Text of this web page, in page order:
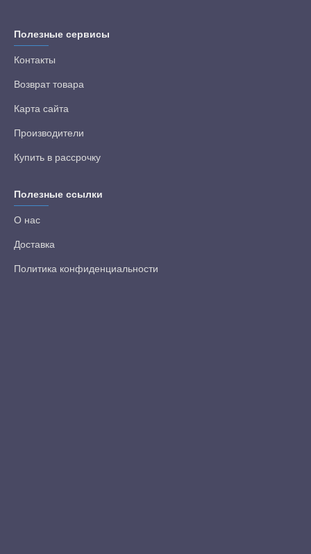
Полезные сервисы
Контакты
Возврат товара
Карта сайта
Производители
Купить в рассрочку
Полезные ссылки
О нас
Доставка
Политика конфиденциальности